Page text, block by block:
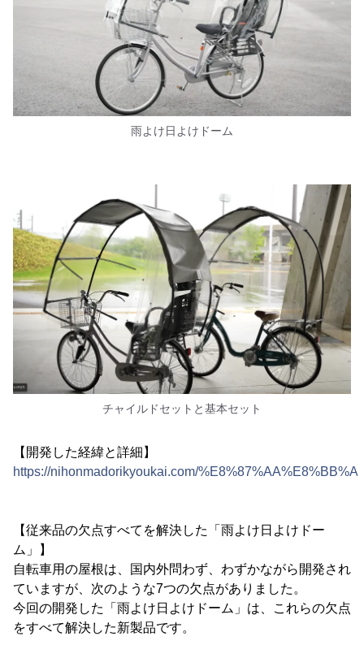
雨よけ日よけドーム
チャイルドセットと基本セット
【開発した経緯と詳細】
https://nihonmadorikyoukai.com/
【従来品の欠点すべてを解決した「雨よけ日よけドー
ム」】
自転車用の屋根は、国内外問わず、わずかながら開発され
ていますが、次のような7つの欠点がありました。
今回の開発した「雨よけ日よけドーム」は、これらの欠点
をすべて解決した新製品です。